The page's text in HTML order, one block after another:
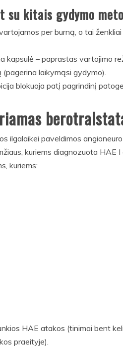
su kitais gydymo
per burną, o tai
kapsulė – paprastas vartojimo
laikymąsi gydymo).
blokuoja patį pagrindinį
ilgalaikei paveldimos
kuriems diagnozuota HAE
kuriems:
HAE atakos (tinimai bent
praeityje).